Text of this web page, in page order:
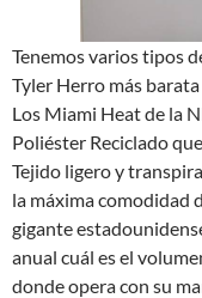
Tenemos varios tipos
Tyler Herro más
Los Miami Heat de la
Poliéster Reciclado
Tejido ligero y
la máxima comodidad
gigante
anual cuál es el
donde opera con su